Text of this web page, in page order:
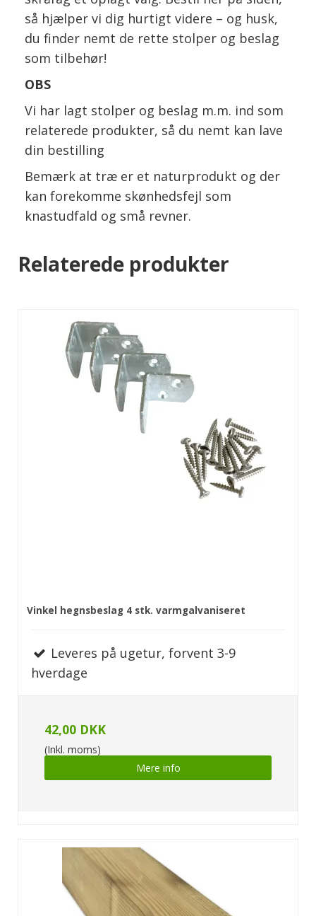
så hjælper vi dig hurtigt videre – og husk,
du finder nemt de rette stolper og beslag
som tilbehør!
OBS
Vi har lagt stolper og beslag m.m. ind som
relaterede produkter, så du nemt kan lave
din bestilling
Bemærk at træ er et naturprodukt og der
kan forekomme skønhedsfejl som
knastudfald og små revner.
Relaterede produkter
Vinkel hegnsbeslag 4 stk. varmgalvaniseret
Leveres på ugetur, forvent 3-9
hverdage
42,00 DKK
(Inkl. moms)
Mere info